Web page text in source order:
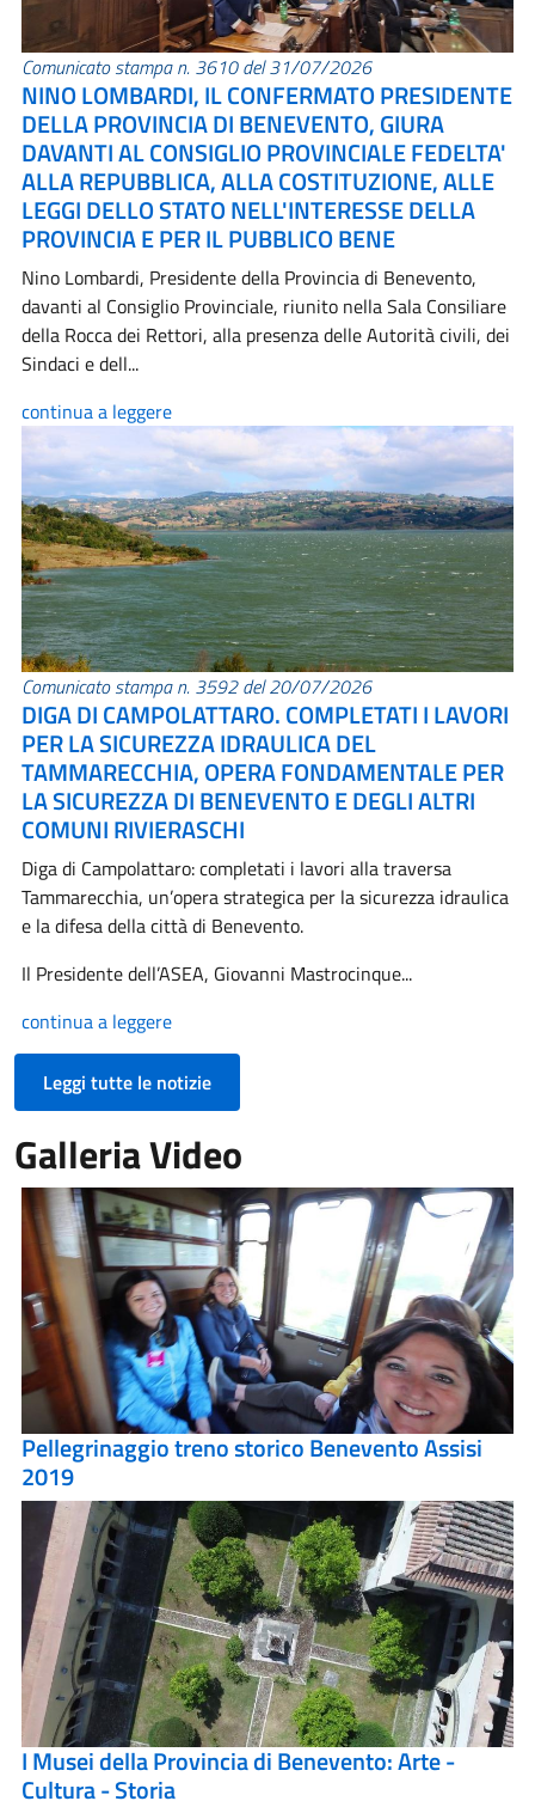
Comunicato stampa n. 3610 del 31/07/2026
NINO LOMBARDI, IL CONFERMATO PRESIDENTE
DELLA PROVINCIA DI BENEVENTO, GIURA
DAVANTI AL CONSIGLIO PROVINCIALE FEDELTA'
ALLA REPUBBLICA, ALLA COSTITUZIONE, ALLE
LEGGI DELLO STATO NELL'INTERESSE DELLA
PROVINCIA E PER IL PUBBLICO BENE
Nino Lombardi, Presidente della Provincia di Benevento,
davanti al Consiglio Provinciale, riunito nella Sala Consiliare
della Rocca dei Rettori, alla presenza delle Autorità civili, dei
Sindaci e dell...
continua a leggere
Comunicato stampa n. 3592 del 20/07/2026
DIGA DI CAMPOLATTARO. COMPLETATI I LAVORI
PER LA SICUREZZA IDRAULICA DEL
TAMMARECCHIA, OPERA FONDAMENTALE PER
LA SICUREZZA DI BENEVENTO E DEGLI ALTRI
COMUNI RIVIERASCHI
Diga di Campolattaro: completati i lavori alla traversa
Tammarecchia, un’opera strategica per la sicurezza idraulica
e la difesa della città di Benevento.
Il Presidente dell’ASEA, Giovanni Mastrocinque...
continua a leggere
Leggi tutte le notizie
Galleria Video
Pellegrinaggio treno storico Benevento Assisi
2019
I Musei della Provincia di Benevento: Arte -
Cultura - Storia